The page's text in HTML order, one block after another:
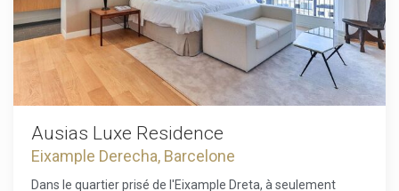
mode de vie sain et agréable. L'immeuble est équipé des
dernières technologies pour garantir un confort optimal,
tout en préservant une fusion parfaite entre modernité et
tradition.Il s'agit d'une occasion rare d'investir dans une
propriété vraiment exceptionnelle au cœur de Barcelone, où
luxe et commodités se rencontrent dans l'un des quartiers
les plus prestigieux de la ville.
Ausias Luxe Residence
Eixample Derecha, Barcelone
Dans le quartier prisé de l'Eixample Dreta, à seulement